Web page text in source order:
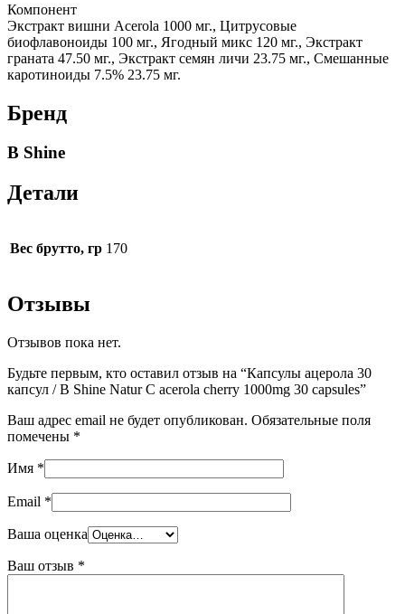
Компонент
Экстракт вишни Acerola 1000 мг., Цитрусовые
биофлавоноиды 100 мг., Ягодный микс 120 мг., Экстракт
граната 47.50 мг., Экстракт семян личи 23.75 мг., Смешанные
каротиноиды 7.5% 23.75 мг.
Бренд
B Shine
Детали
Вес брутто, гр 170
Отзывы
Отзывов пока нет.
Будьте первым, кто оставил отзыв на “Капсулы ацерола 30
капсул / B Shine Natur C acerola cherry 1000mg 30 capsules”
Ваш адрес email не будет опубликован. Обязательные поля
помечены *
Имя *
Email *
Ваша оценка
Ваш отзыв *